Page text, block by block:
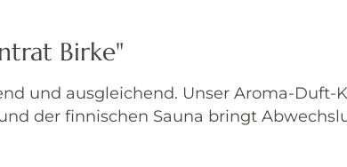
Birke"
und ausgleichend. Unser Aroma-Duft-
der finnischen Sauna bringt